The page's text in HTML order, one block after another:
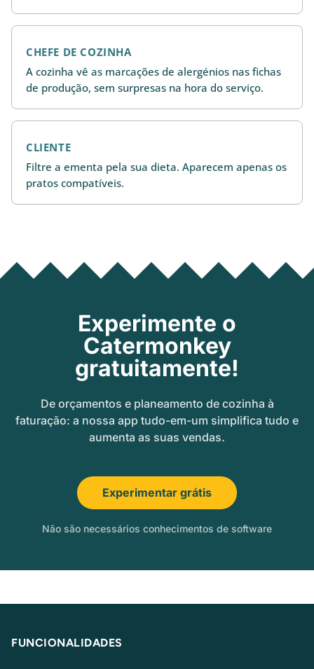
CHEFE DE COZINHA
A cozinha vê as marcações de alergénios nas fichas
de produção, sem surpresas na hora do serviço.
CLIENTE
Filtre a ementa pela sua dieta. Aparecem apenas os
pratos compatíveis.
Experimente o
Catermonkey
gratuitamente!
De orçamentos e planeamento de cozinha à
faturação: a nossa app tudo-em-um simplifica tudo e
aumenta as suas vendas.
Experimentar grátis
Não são necessários conhecimentos de software
FUNCIONALIDADES